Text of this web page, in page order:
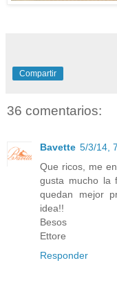
Compartir
36 comentarios:
Bavette 5/3/14,
Que ricos, me
gusta mucho la
quedan mejor
idea!!
Besos
Ettore
Responder